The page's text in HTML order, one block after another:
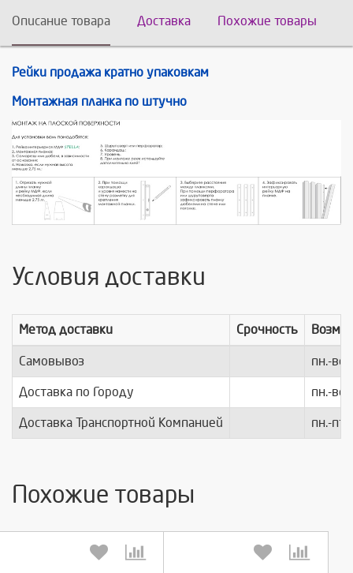
Описание товара Доставка Похожие товары
Рейки продажа кратно упаковкам
Монтажная планка по штучно
Условия доставки
Метод доставки Срочность
Самовывоз пн.-вс.
Доставка по Городу пн.-вс.
Доставка Транспортной Компанией пн.-пт.
Похожие товары